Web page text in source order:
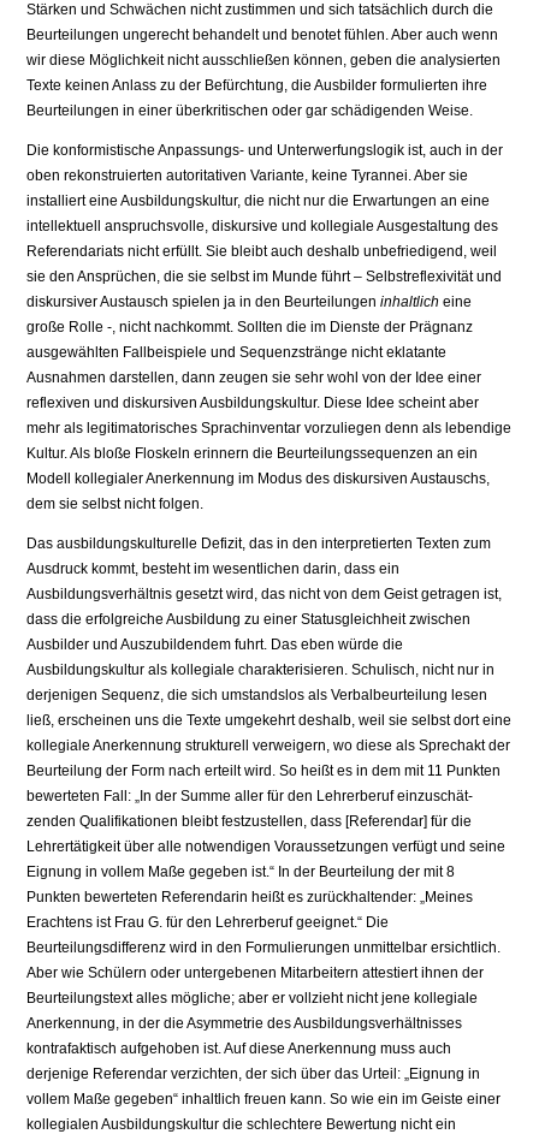
Stärken und Schwächen nicht zustimmen und sich tatsächlich durch die
Beurteilungen ungerecht behandelt und benotet fühlen. Aber auch wenn
wir diese Möglichkeit nicht ausschlie­ßen können, geben die analysierten
Texte keinen Anlass zu der Befürchtung, die Ausbilder formulierten ihre
Beurteilungen in einer überkritischen oder gar schädigenden Weise.
Die konformistische Anpassungs- und Unterwerfungslogik ist, auch in der
oben rekonstruierten autoritativen Variante, keine Tyrannei. Aber sie
installiert eine Ausbildungskultur, die nicht nur die Erwartungen an eine
intel­lektuell anspruchsvolle, diskursive und kollegiale Ausgestaltung des
Referendariats nicht erfüllt. Sie bleibt auch deshalb unbefriedigend, weil
sie den Ansprüchen, die sie selbst im Munde führt – Selbstreflexivität und
diskursi­ver Austausch spielen ja in den Beurteilungen inhaltlich eine
große Rolle -, nicht nachkommt. Sollten die im Dienste der Prägnanz
ausgewählten Fallbei­spiele und Sequenzstränge nicht eklatante
Ausnahmen darstellen, dann zeu­gen sie sehr wohl von der Idee einer
reflexiven und diskursiven Ausbil­dungskultur. Diese Idee scheint aber
mehr als legitimatorisches Sprachinven­tar vorzuliegen denn als lebendige
Kultur. Als bloße Floskeln erinnern die Beurteilungssequenzen an ein
Modell kollegialer Anerkennung im Modus des diskursiven Austauschs,
dem sie selbst nicht folgen.
Das ausbildungskulturelle Defizit, das in den interpretierten Texten zum
Ausdruck kommt, besteht im wesentlichen darin, dass ein
Ausbildungsverhält­nis gesetzt wird, das nicht von dem Geist getragen ist,
dass die erfolgreiche Ausbildung zu einer Statusgleichheit zwischen
Ausbilder und Auszubildendem fuhrt. Das eben würde die
Ausbildungskultur als kollegiale charakterisieren. Schulisch, nicht nur in
derjenigen Sequenz, die sich umstandslos als Verbalbe­urteilung lesen
ließ, erscheinen uns die Texte umgekehrt deshalb, weil sie selbst dort eine
kollegiale Anerkennung strukturell verweigern, wo diese als Sprechakt der
Beurteilung der Form nach erteilt wird. So heißt es in dem mit 11 Punkten
bewerteten Fall: „In der Summe aller für den Lehrerberuf einzuschät­
zenden Qualifikationen bleibt festzustellen, dass [Referendar] für die
Lehrertä­tigkeit über alle notwendigen Voraussetzungen verfügt und seine
Eignung in vollem Maße gegeben ist.“ In der Beurteilung der mit 8
Punkten bewerteten Referendarin heißt es zurückhaltender: „Meines
Erachtens ist Frau G. für den Lehrerberuf geeignet.“ Die
Beurteilungsdifferenz wird in den Formulierungen unmittelbar ersichtlich.
Aber wie Schülern oder untergebenen Mitarbeitern at­testiert ihnen der
Beurteilungstext alles mögliche; aber er vollzieht nicht jene kollegiale
Anerkennung, in der die Asymmetrie des Ausbildungsverhältnisses
kontrafaktisch aufgehoben ist. Auf diese Anerkennung muss auch
derjenige Referendar verzichten, der sich über das Urteil: „Eignung in
vollem Maße ge­geben“ inhaltlich freuen kann. So wie ein im Geiste einer
kollegialen Ausbil­dungskultur die schlechtere Bewertung nicht ein